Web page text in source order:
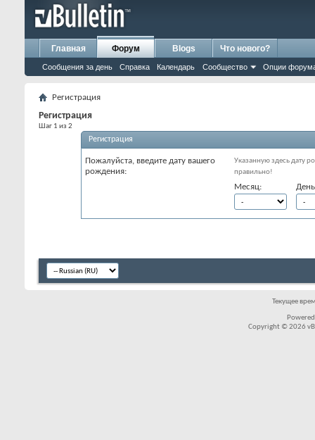
Главная Форум
Сообщения за день Справка Календарь Сообщество Опции
Blogs Что нового?
Регистрация
Регистрация
Шаг 1 из 2
Регистрация
Пожалуйста, введите дату вашего
рождения:
Указанную здесь дату
правильно!
Месяц:
Текущее
Copyright © 2026